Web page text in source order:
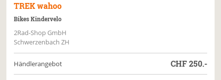
TREK wahoo
Bikes Kindervelo
2Rad-Shop GmbH
Schwerzenbach ZH
Händlerangebot CHF250.-